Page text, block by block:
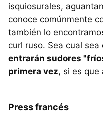
isquiosurales,
conoce comúnmente
también lo
curl ruso. Sea cual
entrarán sudores
primera vez, si es que
Press francés